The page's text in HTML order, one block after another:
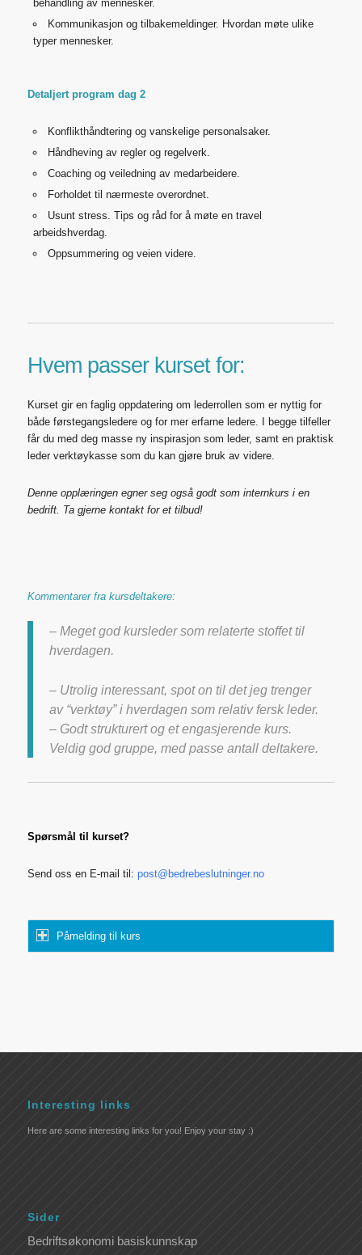
behandling av mennesker.
Kommunikasjon og tilbakemeldinger. Hvordan møte ulike
typer mennesker.
Detaljert program dag 2
Konflikthåndtering og vanskelige personalsaker.
Håndheving av regler og regelverk.
Coaching og veiledning av medarbeidere.
Forholdet til nærmeste overordnet.
Usunt stress. Tips og råd for å møte en travel
arbeidshverdag.
Oppsummering og veien videre.
Hvem passer kurset for:
Kurset gir en faglig oppdatering om lederrollen som er nyttigfor
både førstegangsledere og for mer erfarne ledere. I begge tilfeller
får du med deg masse ny inspirasjon som leder, samt en praktisk
leder verktøykasse som du kan gjøre bruk av videre.
Denne opplæringen egner seg også godt som internkurs i en
bedrift. Ta gjerne kontakt for et tilbud!
Kommentarer fra kursdeltakere:
– Meget god kursleder som relaterte stoffet til
hverdagen.
– Utrolig interessant, spot on til det jeg trenger
av “verktøy” i hverdagen som relativ fersk leder.
– Godt strukturert og et engasjerende kurs.
Veldig god gruppe, med passe antall deltakere.
Spørsmål til kurset?
Send oss en E-mail til: post@bedrebeslutninger.no
Påmelding til kurs
Interesting links
Here are some interesting links for you! Enjoy your stay :)
Sider
Bedriftsøkonomi basiskunnskap